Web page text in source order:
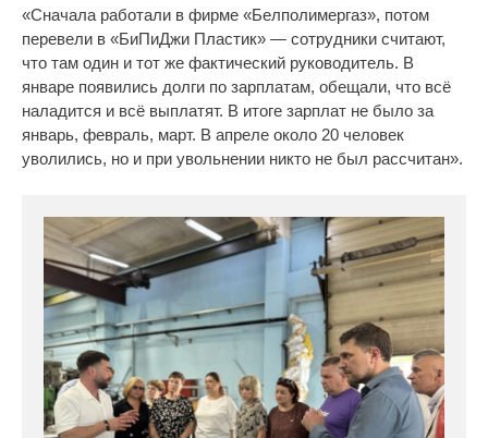
«Сначала работали в фирме «Белполимергаз», потом
перевели в «БиПиДжи Пластик» — сотрудники считают,
что там один и тот же фактический руководитель. В
январе появились долги по зарплатам, обещали, что всё
наладится и всё выплатят. В итоге зарплат не было за
январь, февраль, март. В апреле около 20 человек
уволились, но и при увольнении никто не был рассчитан».